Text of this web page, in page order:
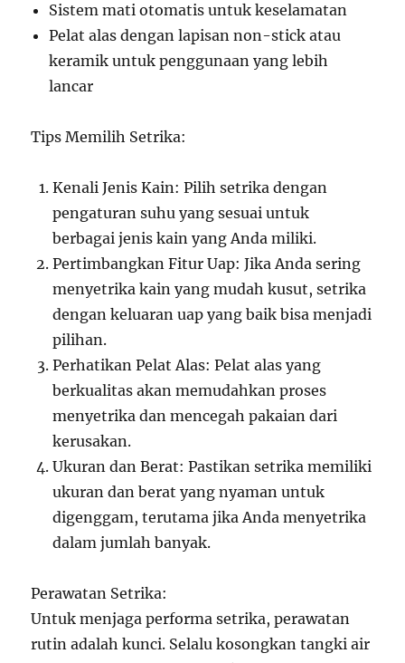
Sistem mati otomatis untuk keselamatan
Pelat alas dengan lapisan non-stick atau
keramik untuk penggunaan yang lebih
lancar
Tips Memilih Setrika:
Kenali Jenis Kain: Pilih setrika dengan
pengaturan suhu yang sesuai untuk
berbagai jenis kain yang Anda miliki.
Pertimbangkan Fitur Uap: Jika Anda sering
menyetrika kain yang mudah kusut, setrika
dengan keluaran uap yang baik bisa menjadi
pilihan.
Perhatikan Pelat Alas: Pelat alas yang
berkualitas akan memudahkan proses
menyetrika dan mencegah pakaian dari
kerusakan.
Ukuran dan Berat: Pastikan setrika memiliki
ukuran dan berat yang nyaman untuk
digenggam, terutama jika Anda menyetrika
dalam jumlah banyak.
Perawatan Setrika:
Untuk menjaga performa setrika, perawatan
rutin adalah kunci. Selalu kosongkan tangki air